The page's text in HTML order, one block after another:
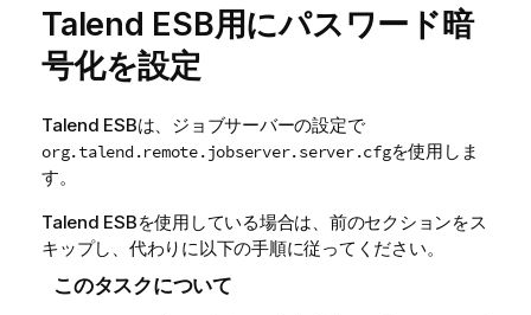
Talend ESB用にパスワード暗
号化を設定
Talend ESBは、ジョブサーバーの設定で
org.talend.remote.jobserver.server.cfgを使用しま
す。
Talend ESBを使用している場合は、前のセクションをス
キップし、代わりに以下の手順に従ってください。
このタスクについて